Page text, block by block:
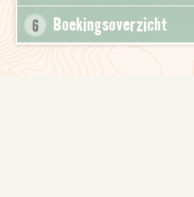
6 Boekingsoverzicht